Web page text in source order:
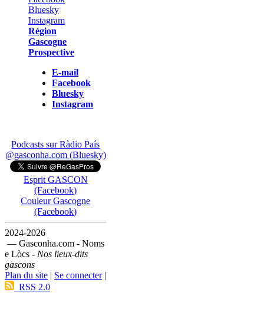
Région
Gascogne
Prospective
E-mail
Facebook
Bluesky
Instagram
Podcasts sur Ràdio País
@gasconha.com (Bluesky)
Esprit GASCON
(Facebook)
Couleur Gascogne
(Facebook)
2024-2026
— Gasconha.com - Noms
e Lòcs - Nos lieux-dits
gascons
Plan du site | Se connecter|
RSS 2.0